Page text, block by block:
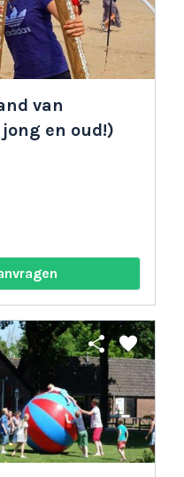
van
en oud!)
share favorite